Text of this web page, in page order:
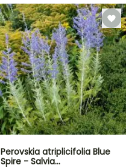
Perovskia atriplicifolia Blue
Spire - Salvia…